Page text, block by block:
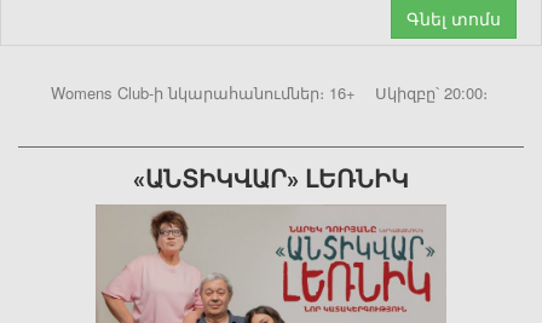
Գնել տոմս
Womens Club-ի նկարահանումներ։ 16+ Սկիզբը՝ 20:00։
«ԱՆՏԻԿՎԱՐ» ԼԵՌՆԻԿ